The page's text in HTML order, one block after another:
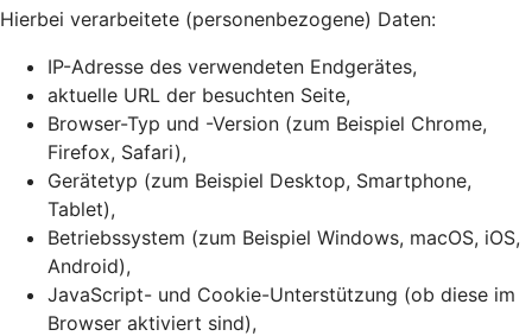
Hierbei verarbeitete (personenbezogene) Daten:
IP-Adresse des verwendeten Endgerätes,
aktuelle URL der besuchten Seite,
Browser-Typ und -Version (zum Beispiel Chrome,
Firefox, Safari),
Gerätetyp (zum Beispiel Desktop, Smartphone,
Tablet),
Betriebssystem (zum Beispiel Windows, macOS, iOS,
Android),
JavaScript- und Cookie-Unterstützung (ob diese im
Browser aktiviert sind),